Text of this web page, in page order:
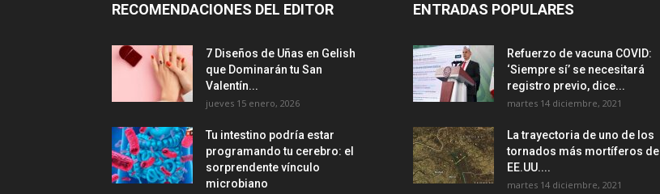
RECOMENDACIONES DEL EDITOR
7 Diseños de Uñas en Gelish
que Dominarán tu San
Valentín...
jueves 15 enero, 2026
Tu intestino podría estar
programando tu cerebro: el
sorprendente vínculo
microbiano
ENTRADAS POPULARES
Refuerzo de vacuna COVID:
‘Siempre sí’ se necesitará
registro previo, dice...
martes 14 diciembre, 2021
La trayectoria de uno de los
tornados más mortíferos de
EE.UU....
martes 14 diciembre, 2021